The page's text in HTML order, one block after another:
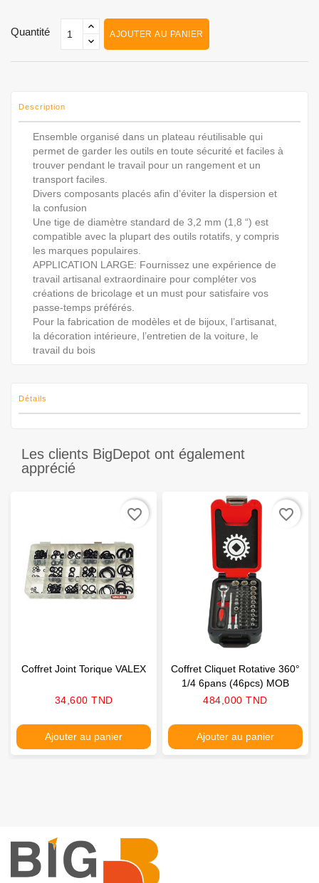
Quantité AJOUTER AU PANIER
Description
Ensemble organisé dans un plateau réutilisable qui
permet de garder les outils en toute sécurité et faciles à
trouver pendant le travail pour un rangement et un
transport faciles.
Divers composants placés afin d’éviter la dispersion et
la confusion
Une tige de diamètre standard de 3,2 mm (1,8 “) est
compatible avec la plupart des outils rotatifs, y compris
les marques populaires.
APPLICATION LARGE: Fournissez une expérience de
travail artisanal extraordinaire pour compléter vos
créations de bricolage et un must pour satisfaire vos
passe-temps préférés.
Pour la fabrication de modèles et de bijoux, l’artisanat,
la décoration intérieure, l’entretien de la voiture, le
travail du bois
Détails
Les clients BigDepot ont également
apprécié
Coffret Joint Torique VALEX
Prix
34,600 TND
Ajouter au panier
favorite_border
Coffret Cliquet Rotative 360°
1/4 6pans (46pcs) MOB
Prix
484,000 TND
Ajouter au panier
favorite_border